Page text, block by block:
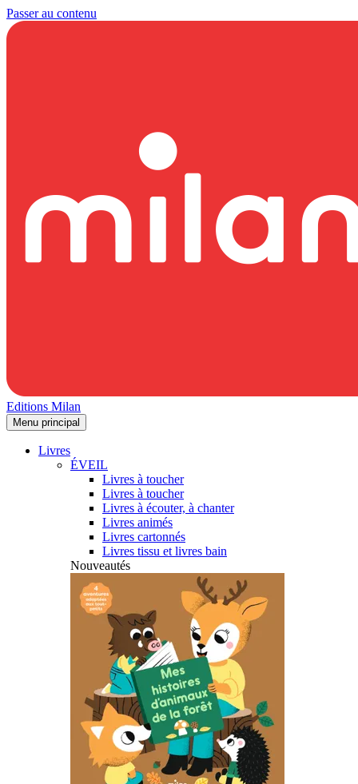
Passer au contenu
Editions Milan
Menu principal
Livres
ÉVEIL
Livres à toucher
Livres à toucher
Livres à écouter, à chanter
Livres animés
Livres cartonnés
Livres tissu et livres bain
Nouveautés